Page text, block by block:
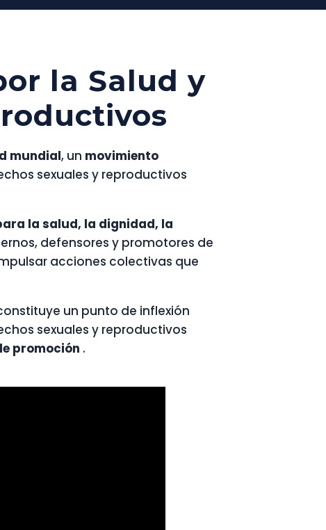
la Salud y
mundial, un movimiento
sexuales y reproductivos
la salud, la dignidad, la
defensores y promotores de
acciones colectivas que
un punto de inflexión
sexuales y reproductivos
promoción .